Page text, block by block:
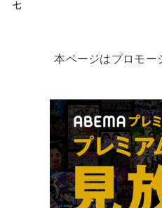
七
本ページはプロモー